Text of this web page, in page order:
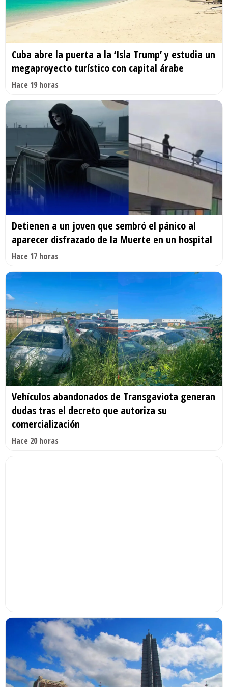
Cuba abre la puerta a la ‘Isla Trump’ y estudia un
megaproyecto turístico con capital árabe
Hace 19 horas
Detienen a un joven que sembró el pánico al
aparecer disfrazado de la Muerte en un hospital
Hace 17 horas
Vehículos abandonados de Transgaviota generan
dudas tras el decreto que autoriza su
comercialización
Hace 20 horas